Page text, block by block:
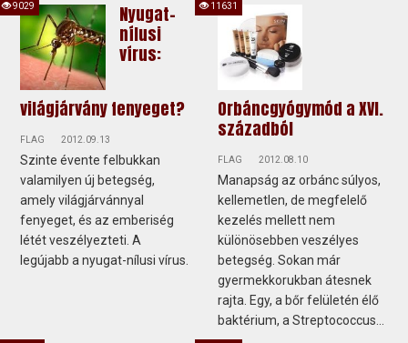
Nyugat-
nílusi
vírus:
világjárvány fenyeget?
FLAG 2012.09.13
Szinte évente felbukkan
valamilyen új betegség,
amely világjárvánnyal
fenyeget, és az emberiség
létét veszélyezteti. A
legújabb a nyugat-nílusi vírus.
9029
Orbáncgyógymód a XVI.
századból
FLAG 2012.08.10
Manapság az orbánc súlyos,
kellemetlen, de megfelelő
kezelés mellett nem
különösebben veszélyes
betegség. Sokan már
gyermekkorukban átesnek
rajta. Egy, a bőr felületén élő
baktérium, a Streptococcus...
11631